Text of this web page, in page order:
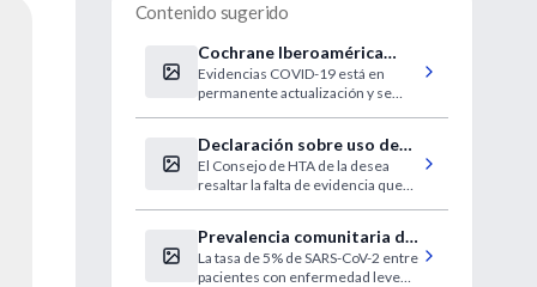
Contenido sugerido
Cochrane Iberoamérica
publica un recurso
informativo COVID19
Evidencias COVID-19 está en
permanente actualización y se
hispanohablante
Declaración sobre uso de
IECA y ARAII durante la
pandemia COVID 19
El Consejo de HTA de la desea
resaltar la falta de evidencia que
pandémico de COVID-19
Prevalencia comunitaria de
SARS-CoV-2
La tasa de 5% de SARS-CoV-2 entre
pacientes con enfermedad leve